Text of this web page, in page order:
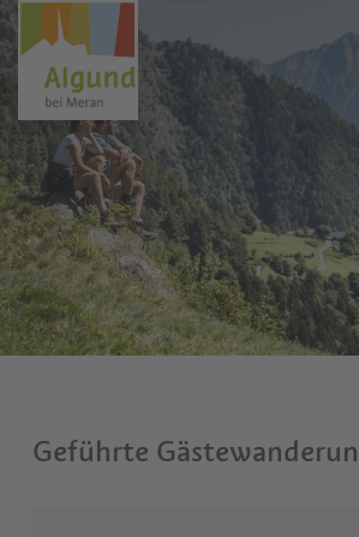
Geführte